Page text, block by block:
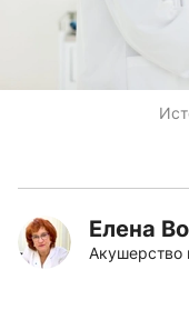
Елена
Акушерство